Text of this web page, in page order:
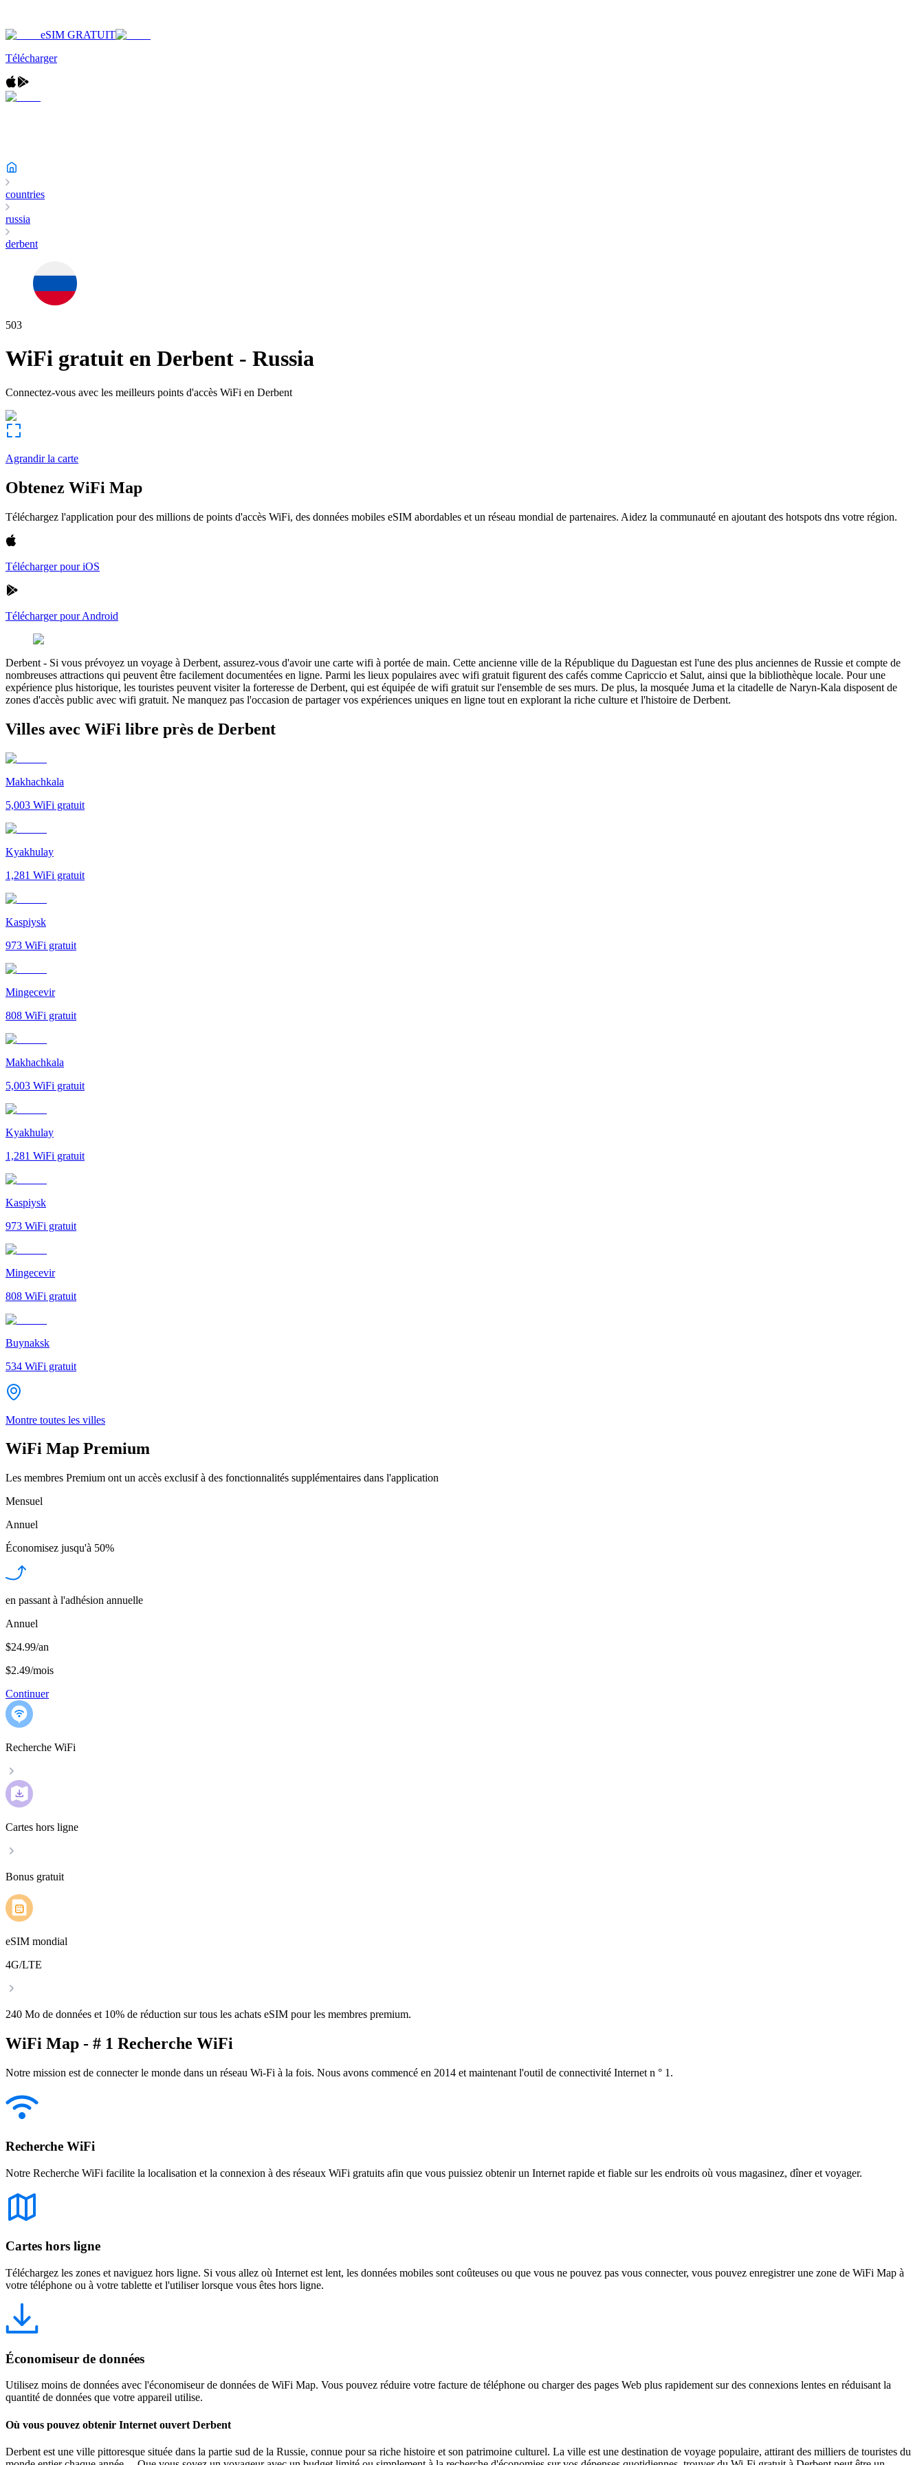
eSIM GRATUIT
Télécharger
countries
russia
derbent
503
WiFi gratuit en Derbent - Russia
Connectez-vous avec les meilleurs points d'accès WiFi en Derbent
Agrandir la carte
Obtenez WiFi Map
Téléchargez l'application pour des millions de points d'accès WiFi, des données mobiles eSIM abordables et un réseau mondial de partenaires. Aidez la communauté en ajoutant des hotspots dns votre région.
Télécharger pour iOS
Télécharger pour Android
Derbent - Si vous prévoyez un voyage à Derbent, assurez-vous d'avoir une carte wifi à portée de main. Cette ancienne ville de la République du Daguestan est l'une des plus anciennes de Russie et compte de
nombreuses attractions qui peuvent être facilement documentées en ligne. Parmi les lieux populaires avec wifi gratuit figurent des cafés comme Capriccio et Salut, ainsi que la bibliothèque locale. Pour une
expérience plus historique, les touristes peuvent visiter la forteresse de Derbent, qui est équipée de wifi gratuit sur l'ensemble de ses murs. De plus, la mosquée Juma et la citadelle de Naryn-Kala disposent de
zones d'accès public avec wifi gratuit. Ne manquez pas l'occasion de partager vos expériences uniques en ligne tout en explorant la riche culture et l'histoire de Derbent.
Villes avec WiFi libre près de Derbent
Makhachkala
5,003 WiFi gratuit
Kyakhulay
1,281 WiFi gratuit
Kaspiysk
973 WiFi gratuit
Mingecevir
808 WiFi gratuit
Makhachkala
5,003 WiFi gratuit
Kyakhulay
1,281 WiFi gratuit
Kaspiysk
973 WiFi gratuit
Mingecevir
808 WiFi gratuit
Buynaksk
534 WiFi gratuit
Montre toutes les villes
WiFi Map Premium
Les membres Premium ont un accès exclusif à des fonctionnalités supplémentaires dans l'application
Mensuel
Annuel
Économisez jusqu'à 50%
en passant à l'adhésion annuelle
Annuel
$24.99/an
$2.49/mois
Continuer
Recherche WiFi
Cartes hors ligne
Bonus gratuit
eSIM mondial
4G/LTE
240 Mo de données et 10% de réduction sur tous les achats eSIM pour les membres premium.
WiFi Map - # 1 Recherche WiFi
Notre mission est de connecter le monde dans un réseau Wi-Fi à la fois. Nous avons commencé en 2014 et maintenant l'outil de connectivité Internet n ° 1.
Recherche WiFi
Notre Recherche WiFi facilite la localisation et la connexion à des réseaux WiFi gratuits afin que vous puissiez obtenir un Internet rapide et fiable sur les endroits où vous magasinez, dîner et voyager.
Cartes hors ligne
Téléchargez les zones et naviguez hors ligne. Si vous allez où Internet est lent, les données mobiles sont coûteuses ou que vous ne pouvez pas vous connecter, vous pouvez enregistrer une zone de WiFi Map à
votre téléphone ou à votre tablette et l'utiliser lorsque vous êtes hors ligne.
Économiseur de données
Utilisez moins de données avec l'économiseur de données de WiFi Map. Vous pouvez réduire votre facture de téléphone ou charger des pages Web plus rapidement sur des connexions lentes en réduisant la
quantité de données que votre appareil utilise.
Où vous pouvez obtenir Internet ouvert Derbent
Derbent est une ville pittoresque située dans la partie sud de la Russie, connue pour sa riche histoire et son patrimoine culturel. La ville est une destination de voyage populaire, attirant des milliers de touristes du